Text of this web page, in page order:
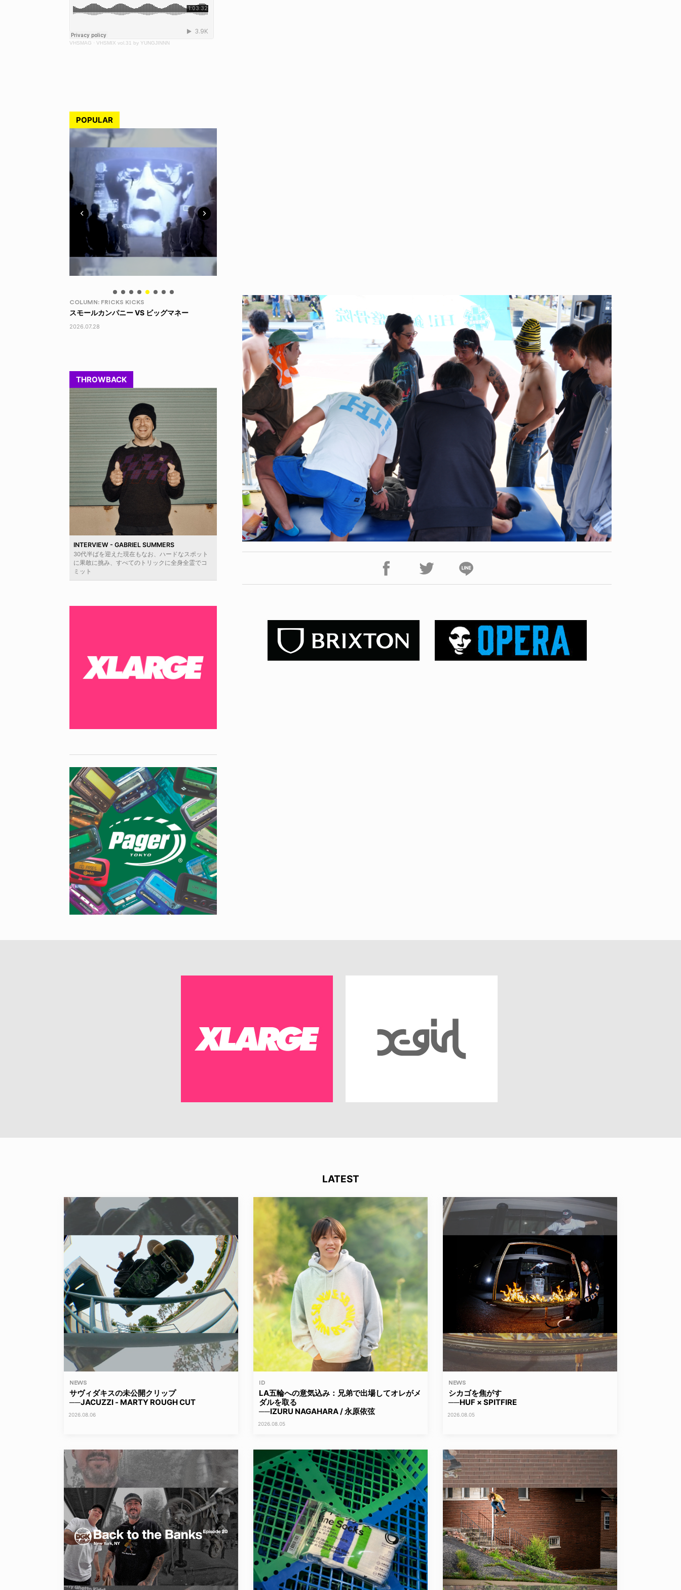
VHSMAG · VHSMIX vol.31 by YUNGJINNN
POPULAR
LIFE HACK
150 WALLET
2026.07.28
LIFE HACK
LINE SOCKS
2026.08.04
HAGEBA BOYS 2026
2026.07.31
YO! CHUI
あの時のあの写真
2026.07.31
THROWBACK
INTERVIEW - GABRIEL SUMMERS
30代半ばを迎えた現在もなお、ハードなスポット
に果敢に挑み、すべてのトリックに全身全霊でコ
ミット
LATEST
NEWS
サヴィダキスの未公開クリップ
──JACUZZI - MARTY ROUGH CUT
2026.08.06
ID
LA五輪への意気込み：兄弟で出場してオレがメ
ダルを取る
──IZURU NAGAHARA / 永原依弦
2026.08.05
NEWS
シカゴを焦がす
──HUF × SPITFIRE
2026.08.05